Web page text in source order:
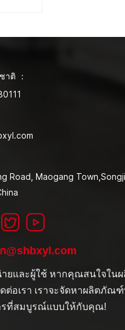
ติ ：
Road, Maogang
@shbxyl.com
ายและผู้ใช้ หากคุณสนใจใน
ต่อเรา เราจะจัดหาผลิตภัณ
ที่สมบูรณ์แบบให้กับคุณ!